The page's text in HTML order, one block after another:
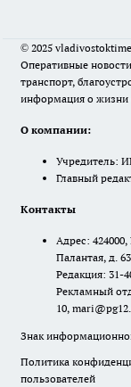
© 2025
Оперативные
транспорт,
информация о жизни
О компании:
Учредитель:
Главный
Контакты
Адрес:
Палантая, д.
Редакция: 31-
Рекламный
10,
Знак
Политика
пользователей